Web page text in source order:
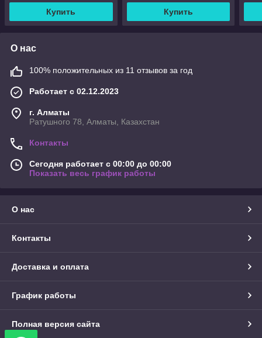
Купить Купить
О нас
100% положительных из 11 отзывов за год
Работает с 02.12.2023
г. Алматы
Ратушного 78, Алматы, Казахстан
Контакты
Сегодня работает с 00:00 до 00:00
Показать весь график работы
О нас
Контакты
Доставка и оплата
График работы
Полная версия сайта